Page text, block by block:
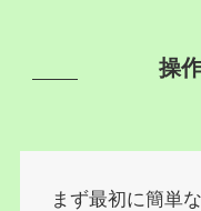
操
まず最初に簡単